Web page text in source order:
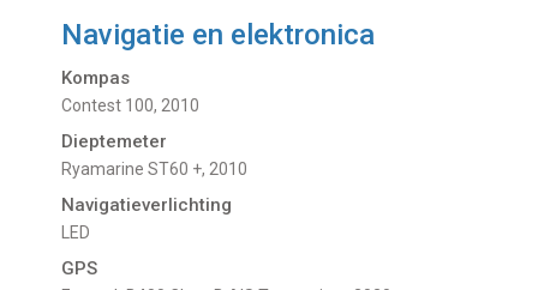
Navigatie en elektronica
Kompas
Contest 100, 2010
Dieptemeter
Ryamarine ST60 +, 2010
Navigatieverlichting
LED
GPS